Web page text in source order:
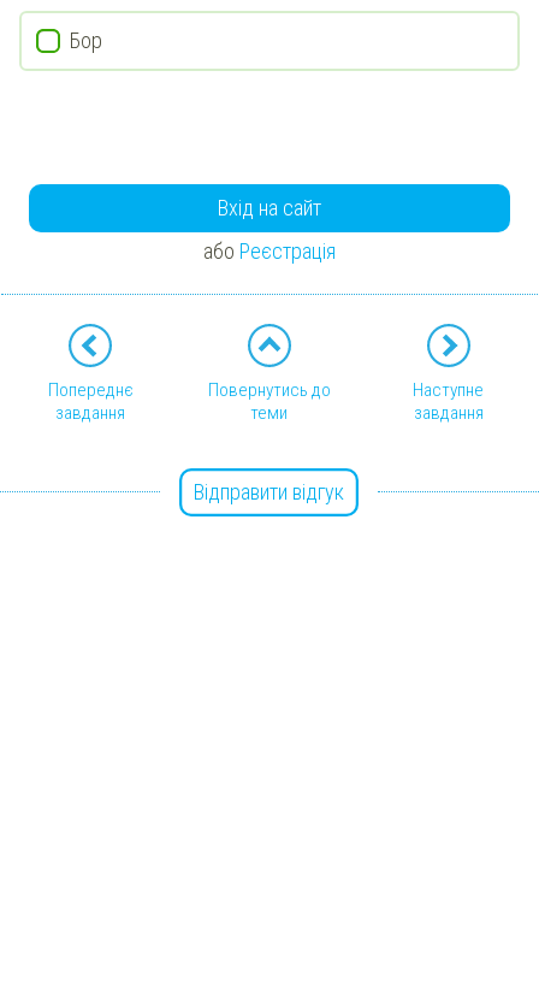
Бор
Вхід на сайт
або Реєстрація
Попереднє
завдання
Повернутись до
теми
Наступне
завдання
Відправити відгук